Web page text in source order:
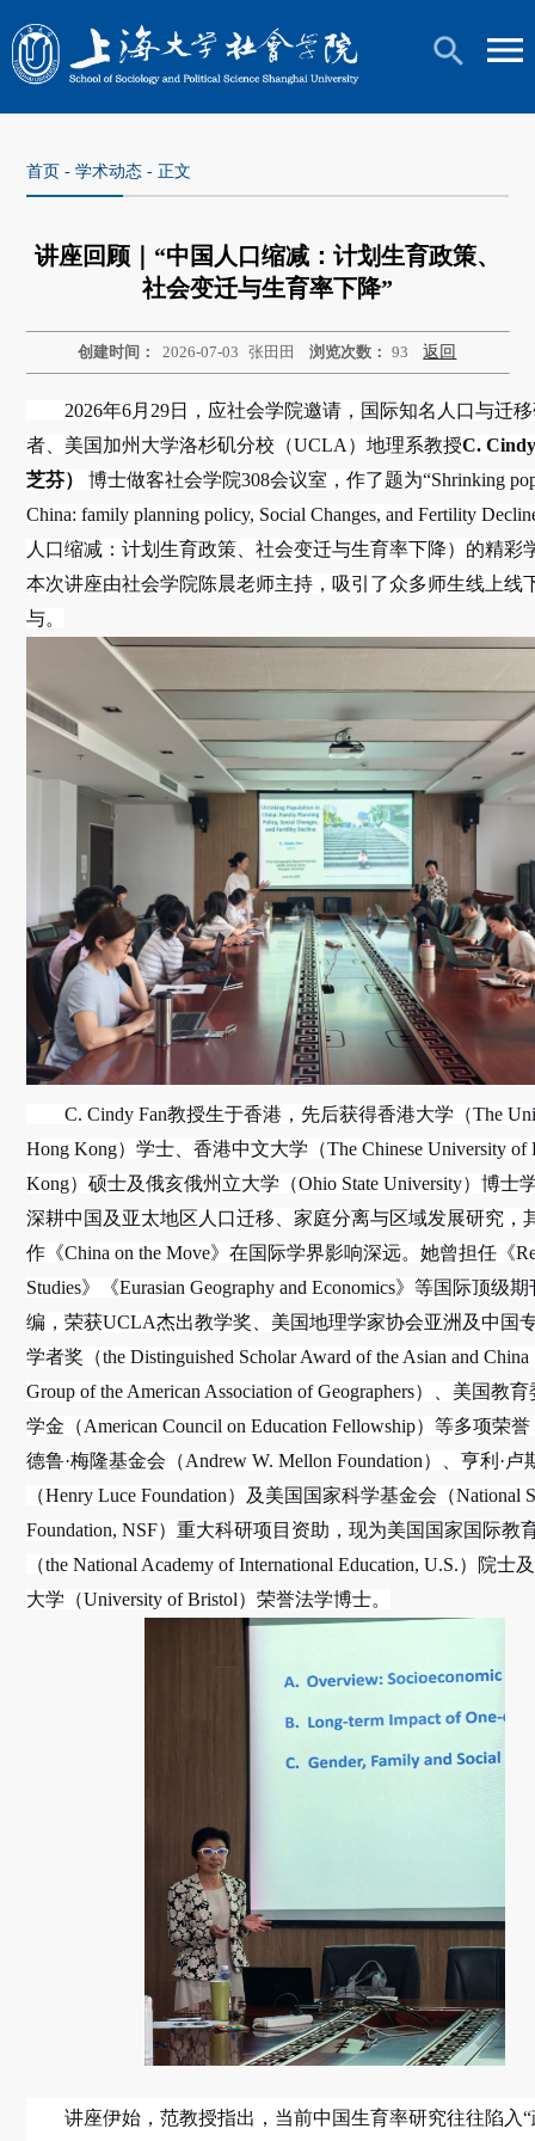
首页 -学术动态 - 正文
讲座回顾｜“中国人口缩减：计划生育政策、
社会变迁与生育率下降”
创建时间：2026-07-03 张田田 浏览次数： 93 返回
2026年6月29日，应社会学院邀请，国际知名人口与迁
者、美国加州大学洛杉矶分校（UCLA）地理系教授C.
芝芬）
博士做客社会学院308会议室，作了题为“Shrinking
China: family planning policy, Social Changes, and Fertility
人口缩减：计划生育政策、社会变迁与生育率下降）的精彩
本次讲座由社会学院陈晨老师主持，吸引了众多师生线上线
与。
C. Cindy Fan教授生于香港，先后获得香港大学（The
Hong Kong）学士、香港中文大学（The Chinese University of
Kong）硕士及俄亥俄州立大学（Ohio State University）博士
深耕中国及亚太地区人口迁移、家庭分离与区域发展研究，
作《China on the Move》在国际学界影响深远。她曾担任《
Studies》《Eurasian Geography and Economics》等国际顶级
编，荣获UCLA杰出教学奖、美国地理学家协会亚洲及中国
学者奖（the Distinguished Scholar Award of the Asian and China
Group of the American Association of Geographers）、美国教
学金（American Council on Education Fellowship）等多项荣
德鲁·梅隆基金会（Andrew W. Mellon Foundation）、亨利·卢
（Henry Luce Foundation）及美国国家科学基金会（National
Foundation, NSF）重大科研项目资助，现为美国国家国际教
（the National Academy of International Education, U.S.）院士
大学（University of Bristol）荣誉法学博士。
讲座伊始，范教授指出，当前中国生育率研究往往陷入“